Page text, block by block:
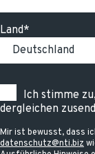
Land*
Ich stimme
dergleichen
Mir ist bewusst, dass
datenschutz@nti.biz